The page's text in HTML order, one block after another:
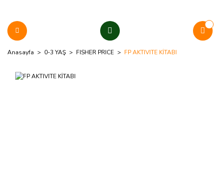
Anasayfa 0-3 YAŞ FISHER PRICE FP AKTIVITE KİTABI